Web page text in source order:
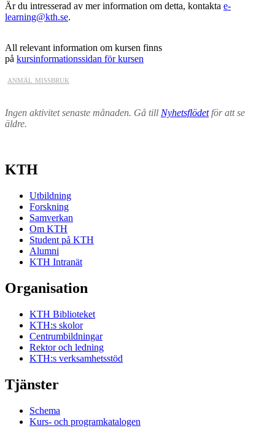
Är du intresserad av mer information om detta, kontakta e-
learning@kth.se.
All relevant information om kursen finns
på kursinformationssidan för kursen
anmäl missbruk
Ingen aktivitet senaste månaden. Gå till Nyhetsflödetför att se
äldre.
KTH
Utbildning
Forskning
Samverkan
Om KTH
Student på KTH
Alumni
KTH Intranät
Organisation
KTH Biblioteket
KTH:s skolor
Centrumbildningar
Rektor och ledning
KTH:s verksamhetsstöd
Tjänster
Schema
Kurs- och programkatalogen